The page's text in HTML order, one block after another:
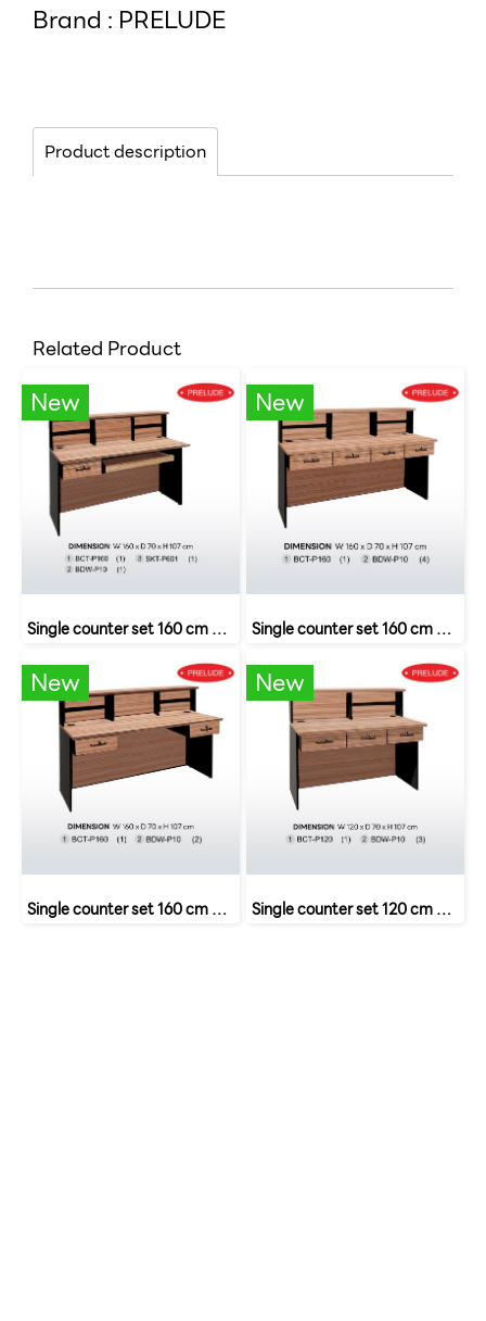
Brand : PRELUDE
Product description
Related Product
New
Single counter set 160 cm with drawers and keyboard rails SET 6 B-Walnut
New
Single counter set 160 cm with 4 drawers SET 8 B-Walnut
New
Single counter set 160 cm with 2 drawers SET 7 B-Walnut
New
Single counter set 120 cm 3 drawers SET 5 B-Walnut